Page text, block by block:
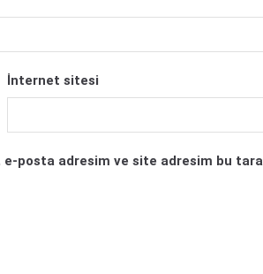
İnternet sitesi
e-posta adresim ve site adresim bu